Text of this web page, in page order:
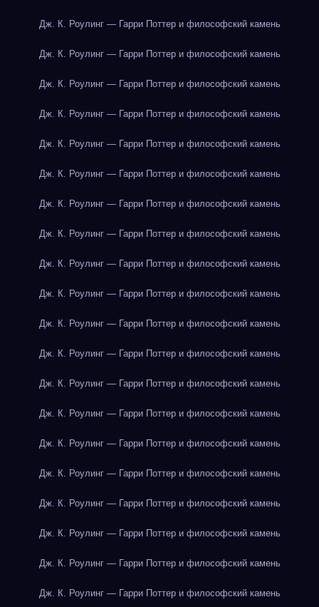
Дж. К. Роулинг — Гарри Поттер и философский камень
Дж. К. Роулинг — Гарри Поттер и философский камень
Дж. К. Роулинг — Гарри Поттер и философский камень
Дж. К. Роулинг — Гарри Поттер и философский камень
Дж. К. Роулинг — Гарри Поттер и философский камень
Дж. К. Роулинг — Гарри Поттер и философский камень
Дж. К. Роулинг — Гарри Поттер и философский камень
Дж. К. Роулинг — Гарри Поттер и философский камень
Дж. К. Роулинг — Гарри Поттер и философский камень
Дж. К. Роулинг — Гарри Поттер и философский камень
Дж. К. Роулинг — Гарри Поттер и философский камень
Дж. К. Роулинг — Гарри Поттер и философский камень
Дж. К. Роулинг — Гарри Поттер и философский камень
Дж. К. Роулинг — Гарри Поттер и философский камень
Дж. К. Роулинг — Гарри Поттер и философский камень
Дж. К. Роулинг — Гарри Поттер и философский камень
Дж. К. Роулинг — Гарри Поттер и философский камень
Дж. К. Роулинг — Гарри Поттер и философский камень
Дж. К. Роулинг — Гарри Поттер и философский камень
Дж. К. Роулинг — Гарри Поттер и философский камень